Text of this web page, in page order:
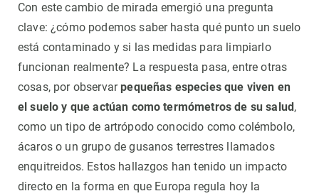
Con este cambio de mirada emergió una pregunta
clave: ¿cómo podemos saber hasta qué punto un suelo
está contaminado y si las medidas para limpiarlo
funcionan realmente? La respuesta pasa, entre otras
cosas, por observarpequeñas especies que viven en
el suelo y que actúan como termómetros de su salud ,
como un tipo de artrópodo conocido como colémbolo,
ácaros o un grupo de gusanos terrestres llamados
enquitreidos. Estos hallazgos han tenido un impacto
directo en la forma en que Europa regula hoy la